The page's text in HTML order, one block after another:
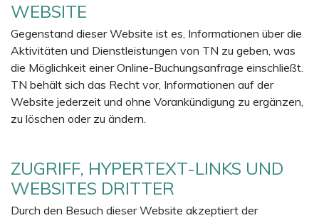
WEBSITE
Gegenstand dieser Website ist es, Informationen über die
Aktivitäten und Dienstleistungen von TN zu geben, was
die Möglichkeit einer Online-Buchungsanfrage einschließt.
TN behält sich das Recht vor, Informationen auf der
Website jederzeit und ohne Vorankündigung zu ergänzen,
zu löschen oder zu ändern.
ZUGRIFF, HYPERTEXT-LINKS UND
WEBSITES DRITTER
Durch den Besuch dieser Website akzeptiert der